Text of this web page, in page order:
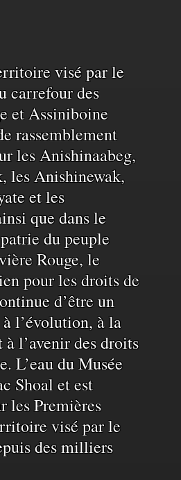
visé par le
carrefour des
et Assiniboine
rassemblement
les Anishinaabeg,
les Anishinewak,
et les
que dans le
du peuple
Rouge, le
pour les droits de
d’être un
l’évolution, à la
l’avenir des droits
L’eau du Musée
Shoal et est
les Premières
visé par le
des milliers